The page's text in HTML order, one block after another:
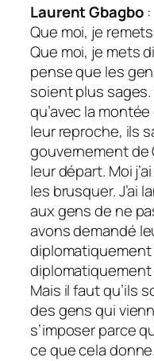
Laurent Gbagbo:
Que moi, je
Que moi, je mets
pense que les
soient plus
qu’avec la
leur reproche, ils
gouvernement de
leur départ. Moi
les brusquer. J’ai
aux gens de ne
avons demandé
diplomatiquement
diplomatiquement
Mais il faut qu’ils
des gens qui
s’imposer parce
ce que cela donne.